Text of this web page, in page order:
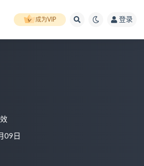
成为VIP 登录
09日